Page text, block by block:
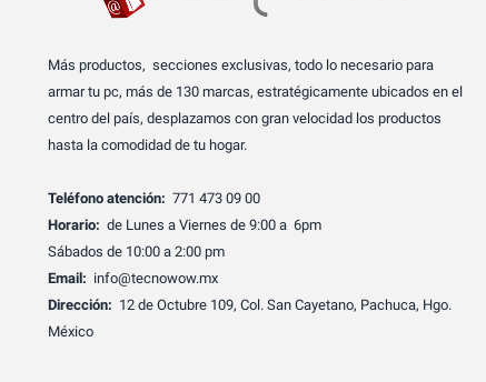
Más productos, secciones exclusivas, todo lo necesario para
armar tu pc, más de 130 marcas, estratégicamente ubicados en el
centro del país, desplazamos con gran velocidad los productos
hasta la comodidad de tu hogar.
Teléfono atención: 771 473 09 00
Horario: de Lunes a Viernes de 9:00 a 6pm
Sábados de 10:00 a 2:00 pm
Email: info@tecnowow.mx
Dirección: 12 de Octubre 109, Col. San Cayetano, Pachuca, Hgo.
México